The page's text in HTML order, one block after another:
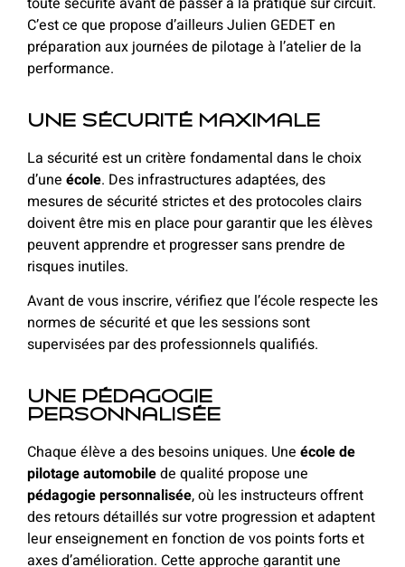
C’est ce que propose d’ailleurs Julien GEDET en
préparation aux journées de pilotage à l’atelier de la
performance.
Une sécurité maximale
La sécurité est un critère fondamental dans le choix
d’une école. Des infrastructures adaptées, des
mesures de sécurité strictes et des protocoles clairs
doivent être mis en place pour garantir que les élèves
peuvent apprendre et progresser sans prendre de
risques inutiles.
Avant de vous inscrire, vérifiez que l’école respecte les
normes de sécurité et que les sessions sont
supervisées par des professionnels qualifiés.
Une pédagogie
personnalisée
Chaque élève a des besoins uniques. Une école de
pilotage automobilede qualité propose une
pédagogie personnalisée, où les instructeurs offrent
des retours détaillés sur votre progression et adaptent
leur enseignement en fonction de vos points forts et
axes d’amélioration. Cette approche garantit une